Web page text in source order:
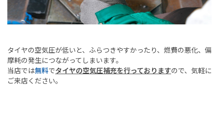
タイヤの空気圧が低いと、ふらつきやすかったり、燃費の悪化、偏
摩耗の発生につながってしまいます。
当店では無料でタイヤの空気圧補充を行っておりますので、気軽に
ご来店ください。